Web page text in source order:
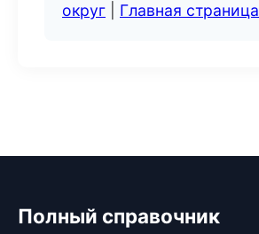
округ
Главная страница
Полный справочник